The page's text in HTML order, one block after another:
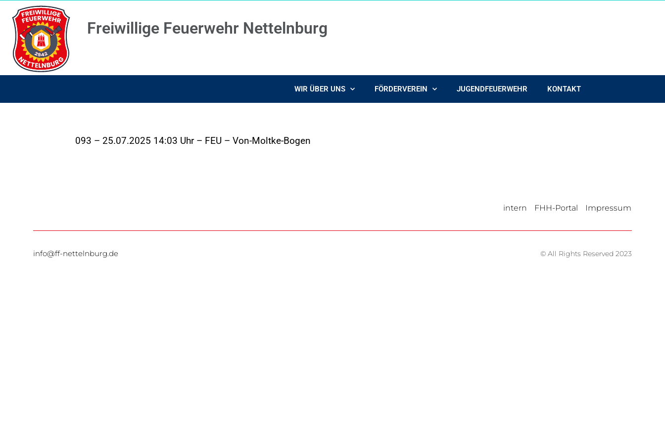
Freiwillige Feuerwehr Nettelnburg
WIR ÜBER UNS FÖRDERVEREIN JUGENDFEUERWEHR KONTAKT
093 – 25.07.2025 14:03 Uhr – FEU – Von-Moltke-Bogen
intern FHH-Portal Impressum
info@ff-nettelnburg.de © All Rights Reserved 2023